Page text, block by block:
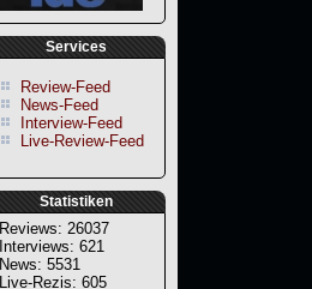
Services
Review-Feed
News-Feed
Interview-Feed
Live-Review-Feed
Statistiken
Reviews: 26037
Interviews: 621
News: 5531
Live-Rezis: 605